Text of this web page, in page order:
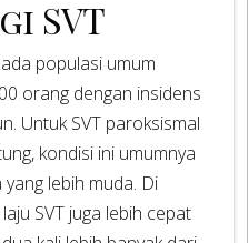
SVT
populasi umum
orang dengan insidens
Untuk SVT paroksismal
kondisi ini umumnya
lebih muda. Di
SVT juga lebih cepat